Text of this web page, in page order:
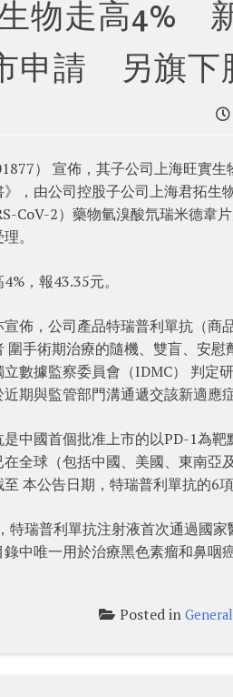
物走高4%
申請 另旗下
） 宣佈，其子公司上海旺實
》，由公司控股子公司上海君拓
CoV-2）藥物氫溴酸氘瑞米德韋
。
，報43.35元。
佈，公司產品特瑞普利單抗（商
圍手術期治療的隨機、雙盲、安
數據監察委員會（IDMC） 判定
期與監管部門溝通遞交該新適應
中國首個批准上市的以PD-1為
全球（包括中國、美國、東南亞
本公告日期，特瑞普利單抗的6
特瑞普利單抗注射液首次通過國
中唯一用於治療黑色素瘤和鼻咽
Posted inGeneral